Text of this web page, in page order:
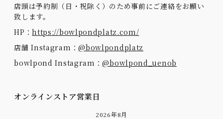
店頭は予約制（日・祝除く）のため事前にご連絡をお願い
致します。
HP：https://bowlpondplatz.com/
店舗 Instagram：@bowlpondplatz
bowlpond Instagram：@bowlpond_uenob
オンラインストア営業日
2026年8月